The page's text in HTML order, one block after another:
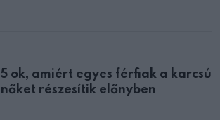
5 ok, amiért egyes férfiak a karcsú
nőket részesítik előnyben